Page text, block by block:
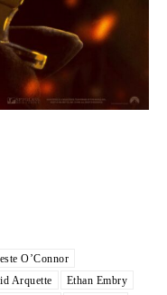
O’Connor
Arquette
Ethan Embry